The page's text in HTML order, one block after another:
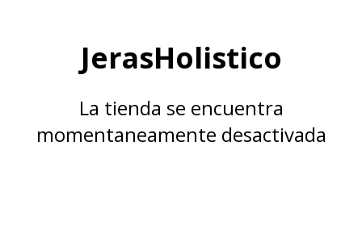
JerasHolistico
La tienda se encuentra
momentaneamente desactivada